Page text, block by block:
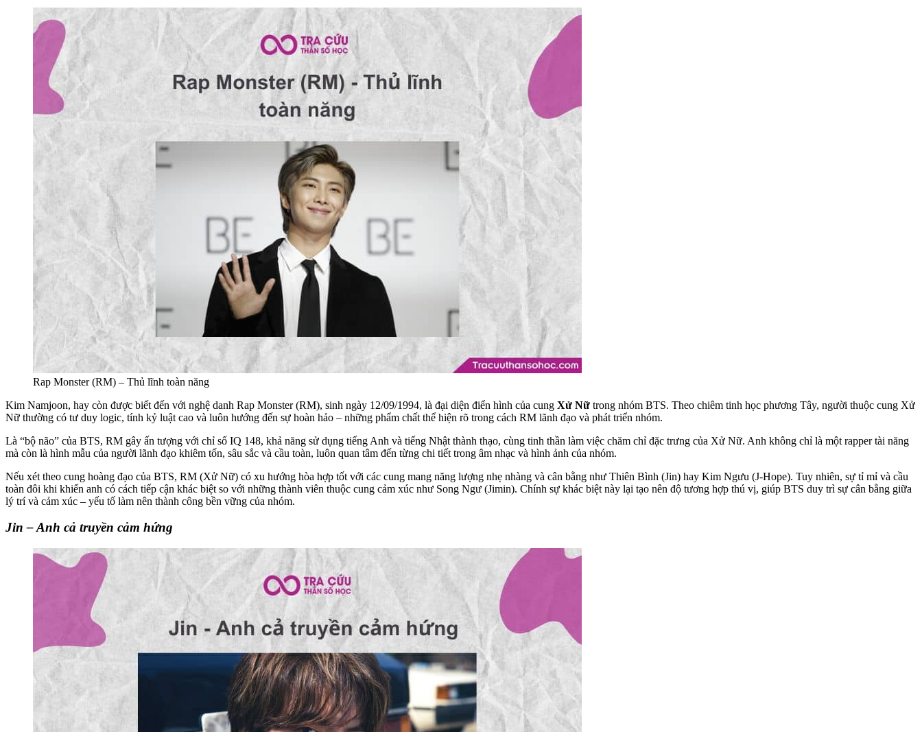
Rap Monster (RM) – Thủ lĩnh toàn năng
Kim Namjoon, hay còn được biết đến với nghệ danh Rap Monster (RM), sinh ngày 12/09/1994, là đại diện điển hình của cung Xử Nữ trong nhóm BTS. Theo chiêm tinh học phương Tây, người thuộc cung Xử
Nữ thường có tư duy logic, tính kỷ luật cao và luôn hướng đến sự hoàn hảo – những phẩm chất thể hiện rõ trong cách RM lãnh đạo và phát triển nhóm.
Là “bộ não” của BTS, RM gây ấn tượng với chỉ số IQ 148, khả năng sử dụng tiếng Anh và tiếng Nhật thành thạo, cùng tinh thần làm việc chăm chỉ đặc trưng của Xử Nữ. Anh không chỉ là một rapper tài năng
mà còn là hình mẫu của người lãnh đạo khiêm tốn, sâu sắc và cầu toàn, luôn quan tâm đến từng chi tiết trong âm nhạc và hình ảnh của nhóm.
Nếu xét theo cung hoàng đạo của BTS, RM (Xử Nữ) có xu hướng hòa hợp tốt với các cung mang năng lượng nhẹ nhàng và cân bằng như Thiên Bình (Jin) hay Kim Ngưu (J-Hope). Tuy nhiên, sự tỉ mỉ và cầu
toàn đôi khi khiến anh có cách tiếp cận khác biệt so với những thành viên thuộc cung cảm xúc như Song Ngư (Jimin). Chính sự khác biệt này lại tạo nên độ tương hợp thú vị, giúp BTS duy trì sự cân bằng giữa
lý trí và cảm xúc – yếu tố làm nên thành công bền vững của nhóm.
Jin – Anh cả truyền cảm hứng